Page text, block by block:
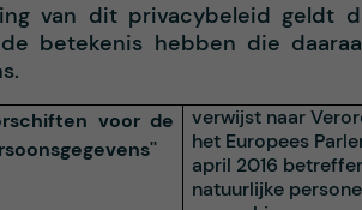
van dit privacybeleid geldt
betekenis hebben die
voor de
verwijst naar
het Europees
april 2016
natuurlijke